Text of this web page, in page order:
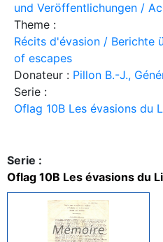
und Veröffentlichungen /
Theme :
Récits d'évasion / Berichte
of escapes
Donateur : Pillon B.-J.,
Serie :
Oflag 10B Les évasions du
Serie :
Oflag 10B Les évasions du